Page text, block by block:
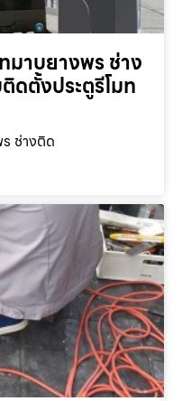
มาบยางพร ช่าง
ดตั้งประตูรีโมท
ช่างติด